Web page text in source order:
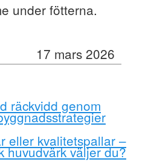
under fötterna.
17 mars 2026
räckvidd genom
eller kvalitetspallar –
huvudvärk väljer du?